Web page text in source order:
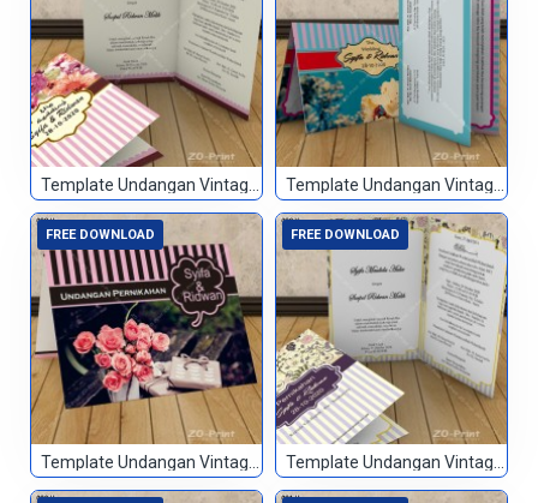
Template Undangan Vintage 086 Template Undangan Vintage 087
FREE DOWNLOAD
Template Undangan Vintage 088
FREE DOWNLOAD
Template Undangan Vintage 089